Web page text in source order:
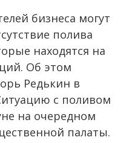
бизнеса могут
полива
находятся на
Об этом
Редькин в
с поливом
на очередном
палаты.